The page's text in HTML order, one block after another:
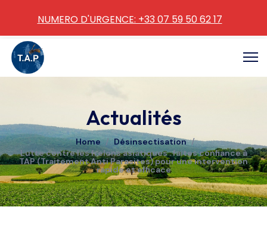
Actualités
Home / Désinsectisation /
Lutte contre les frelons asiatiques : faites confiance à
TAP (Traitement Anti Parasites) pour une intervention
rapide et efficace
NUMERO D'URGENCE: +33 07 59 50 62 17